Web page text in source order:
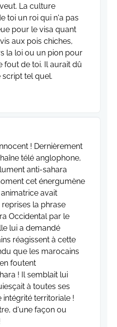
La culture
toi un roi qui n'a pas
pour le visa quant
aux pois chiches,
la loi ou un pion pour
fout de toi. Il aurait dû
tel quel.
! Dernièrement
télé anglophone,
anti-sahara
cet énergumène
avait
la phrase
Occidental par le
lui a demandé
réagissent à cette
que les marocains
foutent
! Il semblait lui
à toutes ses
territoriale !
d'une façon ou